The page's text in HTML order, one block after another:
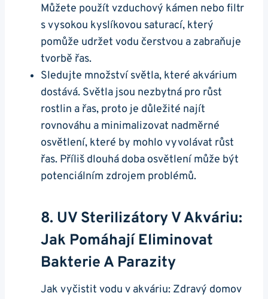
Můžete použít vzduchový kámen nebo filtr
s vysokou kyslíkovou ‍saturací, který
pomůže udržet vodu čerstvou a zabraňuje
tvorbě řas.
Sledujte množství světla, které⁣ akvárium⁤
dostává. Světla jsou‍ nezbytná pro ⁢růst⁣
rostlin a řas, proto je důležité⁢ najít
rovnováhu ‍a minimalizovat nadměrné⁣
osvětlení, které by mohlo ‌vyvolávat růst
řas. Příliš dlouhá doba osvětlení může ⁤být
potenciálním zdrojem problémů.
8. UV Sterilizátory V Akváriu:
Jak Pomáhají Eliminovat
Bakterie A Parazity
Jak ⁣vyčistit vodu v akváriu: Zdravý domov